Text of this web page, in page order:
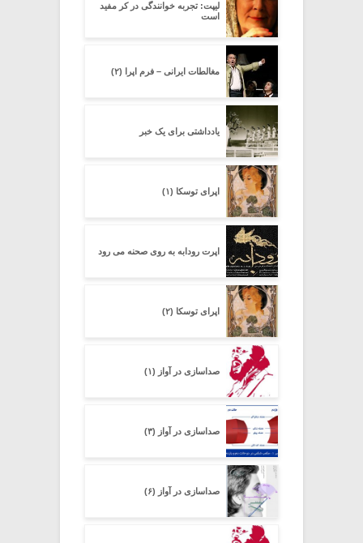
لیپت: تجربه خوانندگی در کر مفید
است
مغالطات ایرانی – فرم اپرا (۲)
یادداشتی برای یک خبر
اپرای توسکا (۱)
اپرت رودابه به روی صحنه می رود
اپرای توسکا (۲)
صداسازی در آواز (۱)
صداسازی در آواز (۳)
صداسازی در آواز (۶)